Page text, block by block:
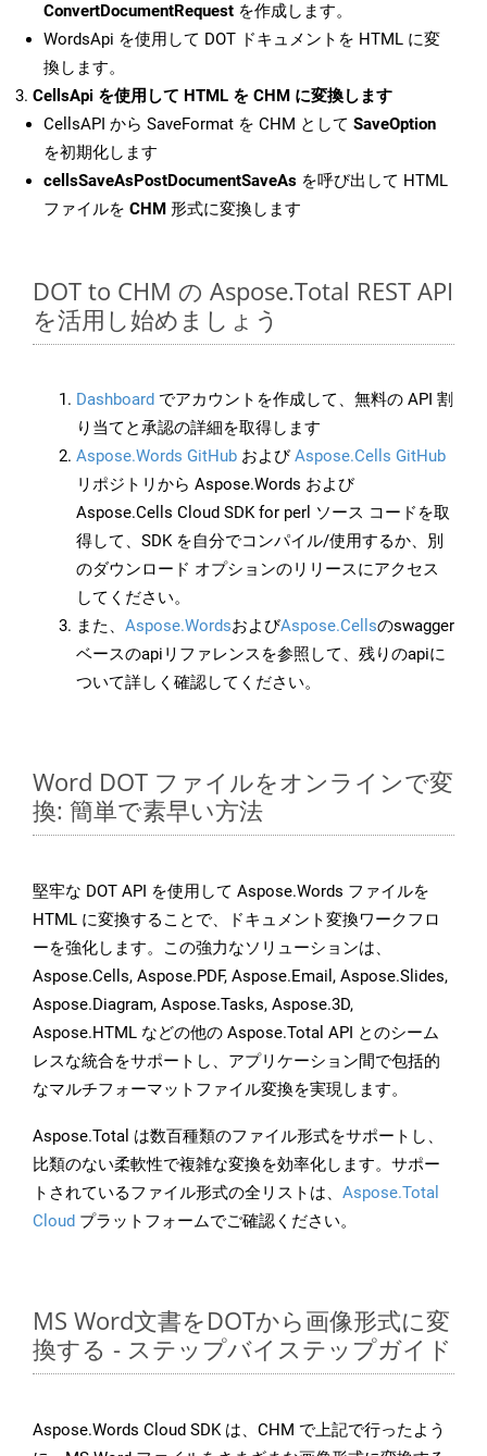
ConvertDocumentRequest を作成します。
WordsApi を使用して DOT ドキュメントを HTML に変
換します。
CellsApi を使用して HTML を CHM に変換します
CellsAPI から SaveFormat を CHM として SaveOption
を初期化します
cellsSaveAsPostDocumentSaveAs を呼び出して HTML
ファイルを CHM 形式に変換します
DOT to CHM の Aspose.Total REST API
を活用し始めましょう
Dashboard でアカウントを作成して、無料の API 割
り当てと承認の詳細を取得します
Aspose.Words GitHub およびAspose.Cells GitHub
リポジトリから Aspose.Words および
Aspose.Cells Cloud SDK for perl ソース コードを取
得して、SDK を自分でコンパイル/使用するか、別
のダウンロード オプションのリリースにアクセス
してください。
また、 Aspose.WordsおよびAspose.Cellsのswagger
ベースのapiリファレンスを参照して、残りのapiに
ついて詳しく確認してください。
Word DOT ファイルをオンラインで変
換: 簡単で素早い方法
堅牢な DOT API を使用して Aspose.Words ファイルを
HTML に変換することで、ドキュメント変換ワークフロ
ーを強化します。この強力なソリューションは、
Aspose.Cells, Aspose.PDF, Aspose.Email, Aspose.Slides,
Aspose.Diagram, Aspose.Tasks, Aspose.3D,
Aspose.HTML などの他の Aspose.Total API とのシーム
レスな統合をサポートし、アプリケーション間で包括的
なマルチフォーマットファイル変換を実現します。
Aspose.Total は数百種類のファイル形式をサポートし、
比類のない柔軟性で複雑な変換を効率化します。サポー
トされているファイル形式の全リストは、 Aspose.Total
Cloud プラットフォームでご確認ください。
MS Word文書をDOTから画像形式に変
換する - ステップバイステップガイド
Aspose.Words Cloud SDK は、CHM で上記で行ったよう